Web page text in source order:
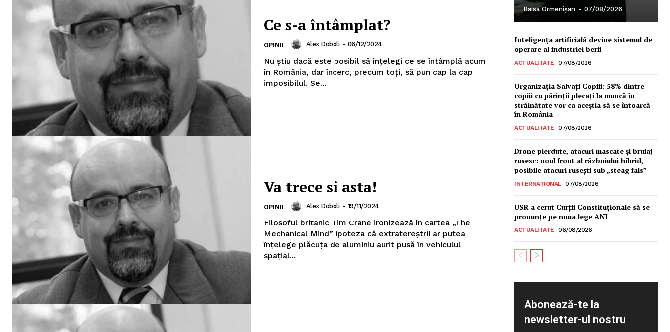
Un proiect
FREEDOM HOUSE
PRESShub
Despre noi / Echipa
Proiecte editoriale
Ce s-a întâmplat?
OPINII Alex Doboli - 06/12/2024
Nu știu dacă este posibil să înțelegi ce se întâmplă acum
în România, dar încerc, precum toți, să pun cap la cap
imposibilul. Se...
Va trece si asta!
OPINII Alex Doboli - 19/11/2024
Filosoful britanic Tim Crane ironizează în cartea „The
Mechanical Mind” ipoteza că extratereștrii ar putea
înțelege plăcuța de aluminiu aurit pusă în vehiculul
spațial...
Raisa Ormenișan - 07/08/2026
Inteligența artificială devine sistemul de
operare al industriei berii
ACTUALITATE 07/08/2026
Organizația Salvați Copiii: 58% dintre
copiii cu părinții plecați la muncă în
străinătate vor ca aceștia să se întoarcă
în România
ACTUALITATE 07/08/2026
Drone pierdute, atacuri mascate și bruiaj
rusesc: noul front al războiului hibrid,
posibile atacuri rusești sub „steag fals”
INTERNAȚIONAL 07/08/2026
USR a cerut Curții Constituționale să se
pronunțe pe noua lege ANI
ACTUALITATE 06/08/2026
Abonează-te la
newsletter-ul nostru